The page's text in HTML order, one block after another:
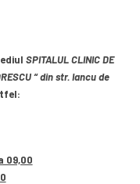
SPITALUL CLINIC DE
“ din str. Iancu de
09,00